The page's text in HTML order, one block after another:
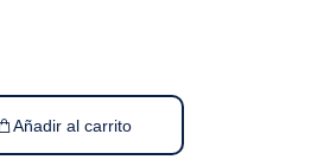
Añadir al carrito